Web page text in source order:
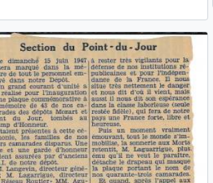
Ajouter au presse-papier